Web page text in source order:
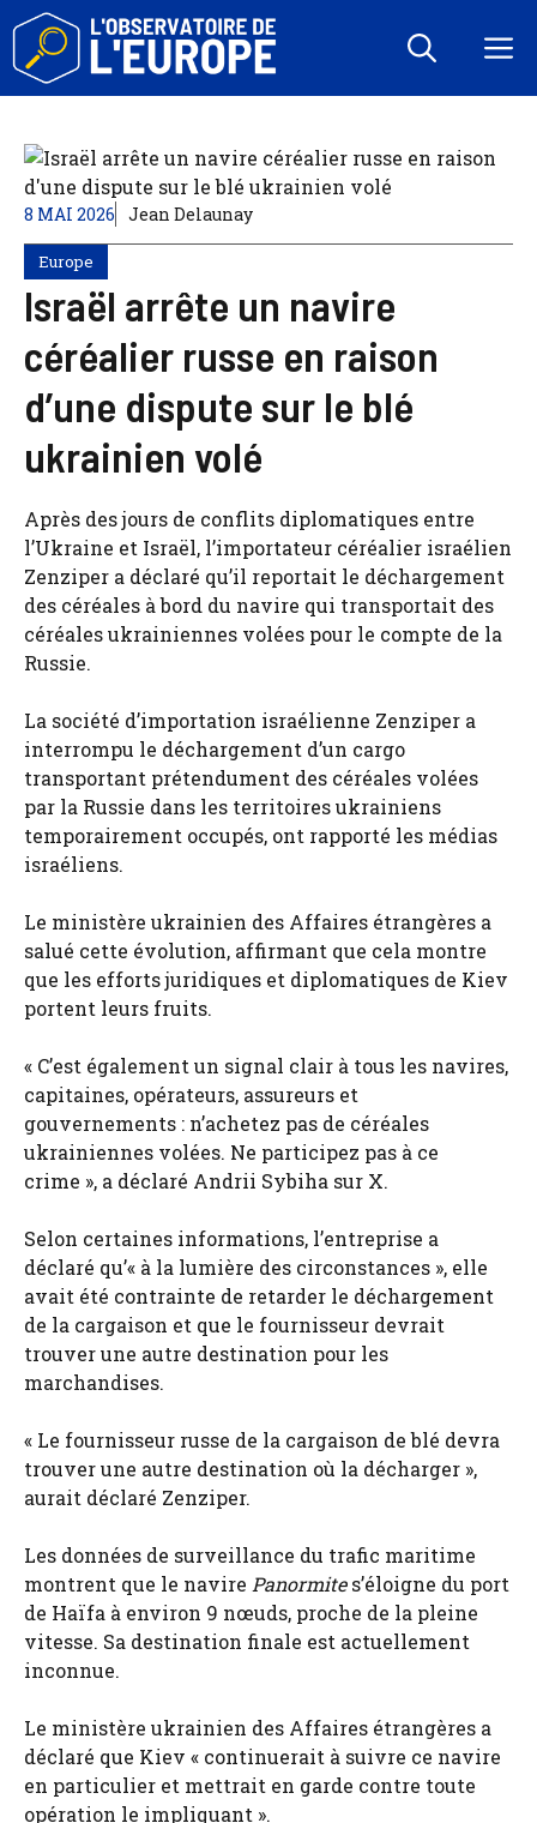
Aller
contenu
8 MAI 2026 Jean Delaunay
Europe
Israël arrête un navire
céréalier russe en raison
d’une dispute sur le blé
ukrainien volé
Après des jours de conflits diplomatiques entre
l’Ukraine et Israël, l’importateur céréalier israélien
Zenziper a déclaré qu’il reportait le déchargement
des céréales à bord du navire qui transportait des
céréales ukrainiennes volées pour le compte de la
Russie.
La société d’importation israélienne Zenziper a
interrompu le déchargement d’un cargo
transportant prétendument des céréales volées
par la Russie dans les territoires ukrainiens
temporairement occupés, ont rapporté les médias
israéliens.
Le ministère ukrainien des Affaires étrangères a
salué cette évolution, affirmant que cela montre
que les efforts juridiques et diplomatiques de Kiev
portent leurs fruits.
« C’est également un signal clair à tous les navires,
capitaines, opérateurs, assureurs et
gouvernements : n’achetez pas de céréales
ukrainiennes volées. Ne participez pas à ce
crime », a déclaré Andrii Sybiha sur X.
Selon certaines informations, l’entreprise a
déclaré qu’« à la lumière des circonstances », elle
avait été contrainte de retarder le déchargement
de la cargaison et que le fournisseur devrait
trouver une autre destination pour les
marchandises.
« Le fournisseur russe de la cargaison de blé devra
trouver une autre destination où la décharger »,
aurait déclaré Zenziper.
Les données de surveillance du trafic maritime
montrent que le navire Panormites’éloigne du port
de Haïfa à environ 9 nœuds, proche de la pleine
vitesse. Sa destination finale est actuellement
inconnue.
Le ministère ukrainien des Affaires étrangères a
déclaré que Kiev « continuerait à suivre ce navire
en particulier et mettrait en garde contre toute
opération le impliquant ».